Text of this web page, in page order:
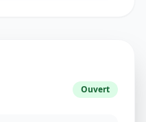
Ouvert